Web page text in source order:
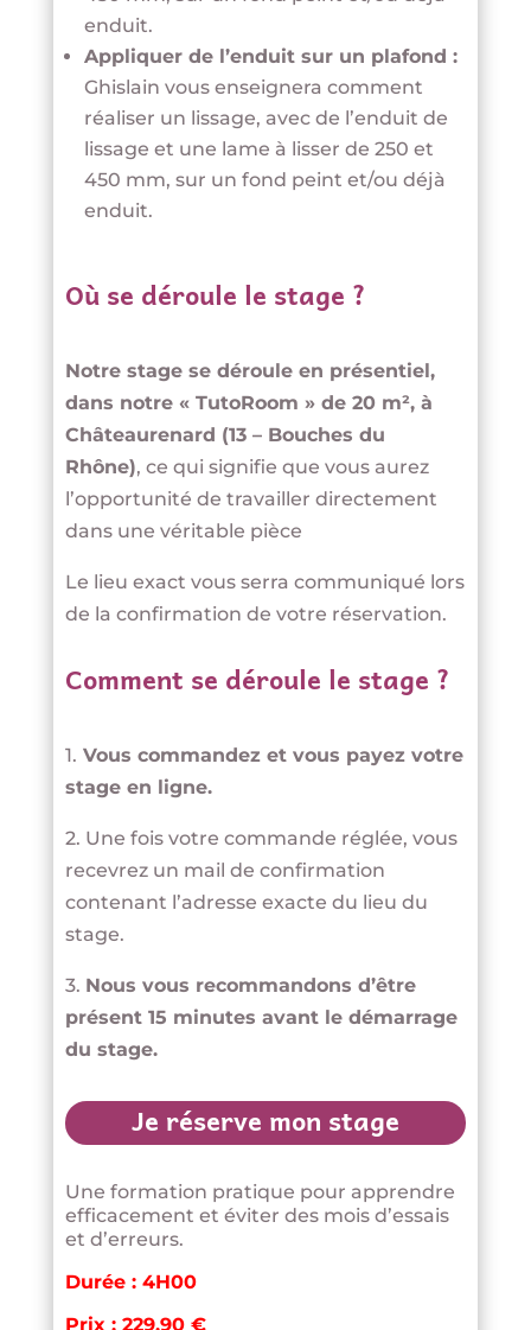
enduit.
Appliquer de l’enduit sur un plafond :
Ghislain vous enseignera comment
réaliser un lissage, avec de l’enduit de
lissage et une lame à lisser de 250 et
450 mm, sur un fond peint et/ou déjà
enduit.
Où se déroule le stage ?
Notre stage se déroule en présentiel,
dans notre « TutoRoom » de 20 m², à
Châteaurenard (13 – Bouches du
Rhône), ce qui signifie que vous aurez
l’opportunité de travailler directement
dans une véritable pièce
Le lieu exact vous serra communiqué lors
de la confirmation de votre réservation.
Comment se déroule le stage ?
1. Vous commandez et vous payez votre
stage en ligne.
2. Une fois votre commande réglée, vous
recevrez un mail de confirmation
contenant l’adresse exacte du lieu du
stage.
3. Nous vous recommandons d’être
présent 15 minutes avant le démarrage
du stage.
Je réserve mon stage
Une formation pratique pour apprendre
efficacement et éviter des mois d’essais
et d’erreurs.
Durée : 4H00
Prix : 229,90 €